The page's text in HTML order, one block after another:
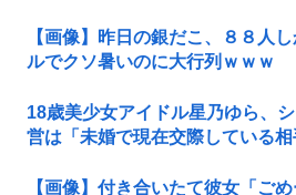
【画像】昨日の銀だこ、８８人
ルでクソ暑いのに大行列ｗｗｗ
18歳美少女アイドル星乃ゆら、
営は「未婚で現在交際している
【画像】付き合いたて彼女「ご